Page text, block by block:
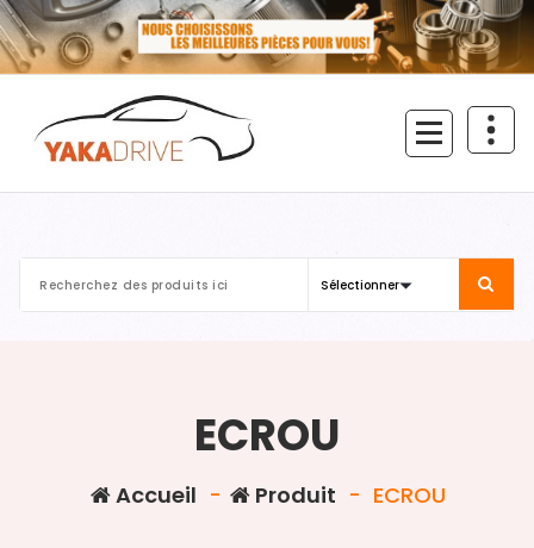
Aller
au
contenu
ECROU
Accueil - Produit - ECROU